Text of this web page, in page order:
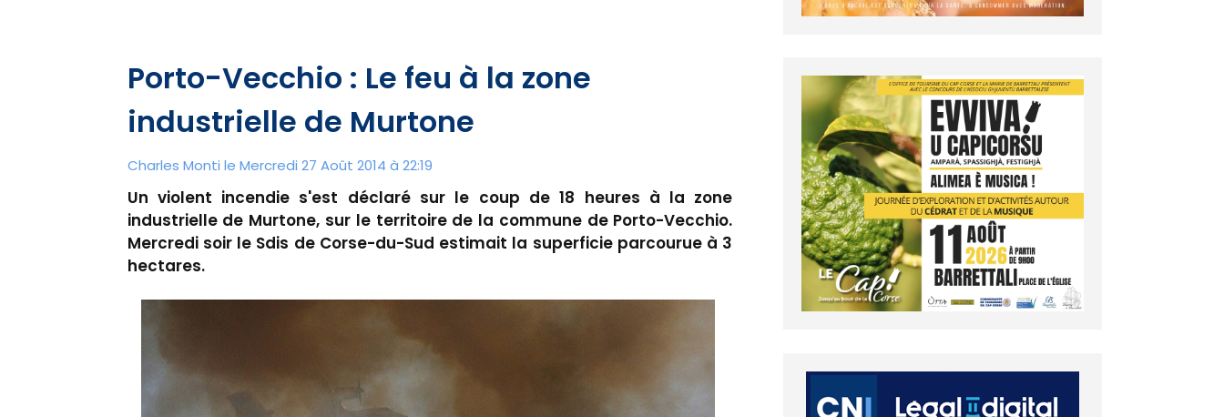
Porto-Vecchio : Le feu à la zone
industrielle de Murtone
Charles Monti le Mercredi 27 Août 2014 à 22:19
Un violent incendie s'est déclaré sur le coup de 18 heures à la zone
industrielle de Murtone, sur le territoire de la commune de Porto-Vecchio.
Mercredi soir le Sdis de Corse-du-Sud estimait la superficie parcourue à 3
hectares.